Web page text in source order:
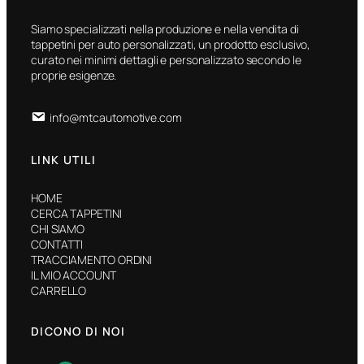
Siamo specializzati nella produzione e nella vendita di
tappetini per auto personalizzati, un prodotto esclusivo,
curato nei minimi dettagli e personalizzato secondo le
proprie esigenze.
info@mtcautomotive.com
LINK UTILI
HOME
CERCA TAPPETINI
CHI SIAMO
CONTATTI
TRACCIAMENTO ORDINI
IL MIO ACCOUNT
CARRELLO
DICONO DI NOI